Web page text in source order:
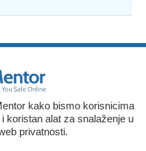
kako bismo korisnicima
koristan alat za snalaženje u
privatnosti.